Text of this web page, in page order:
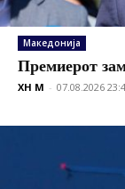
Македонија
Премиерот
XH M - 07.08.2026